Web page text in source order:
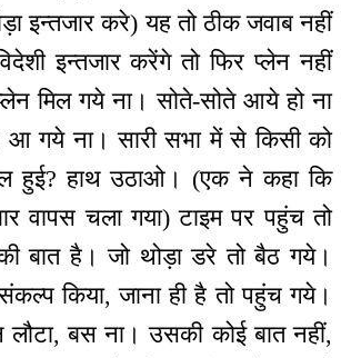
इन्तजार करे) यह तो ठीक जवाब नहीं
इन्तजार करेंगे तो फिर प्लेन नहीं
मिल गये ना। सोते-सोते आये हो ना
गये ना। सारी सभा में से किसी को
हुई? हाथ उठाओ। (एक ने कहा कि
वापस चला गया) टाइम पर पहुंच तो
बात है। जो थोड़ा डरे तो बैठ गये।
किया, जाना ही है तो पहुंच गये।
लौटा, बस ना। उसकी कोई बात नहीं,